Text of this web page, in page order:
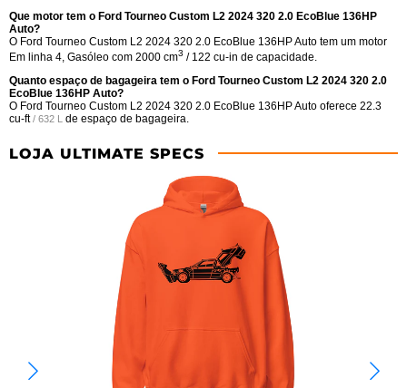
Que motor tem o Ford Tourneo Custom L2 2024 320 2.0 EcoBlue 136HP
Auto?
O Ford Tourneo Custom L2 2024 320 2.0 EcoBlue 136HP Auto tem um motor
Em linha 4, Gasóleo com 2000 cm3 / 122 cu-in de capacidade.
Quanto espaço de bagageira tem o Ford Tourneo Custom L2 2024 320 2.0
EcoBlue 136HP Auto?
O Ford Tourneo Custom L2 2024 320 2.0 EcoBlue 136HP Auto oferece 22.3
cu-ft / 632 L de espaço de bagageira.
LOJA ULTIMATE SPECS